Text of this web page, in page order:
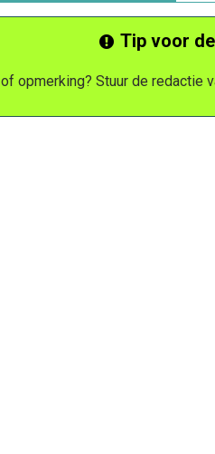
Tip voor
opmerking? Stuur de redactie